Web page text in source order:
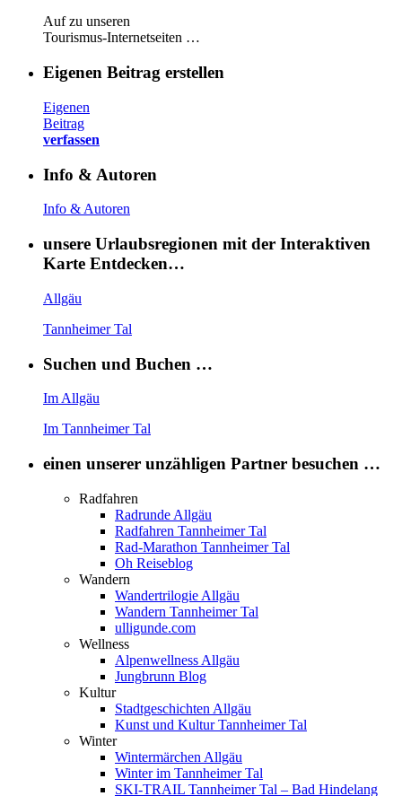
Auf zu unseren
Tourismus-Internetseiten …
Eigenen Beitrag erstellen
Eigenen
Beitrag
verfassen
Info & Autoren
Info & Autoren
unsere Urlaubsregionen mit der Interaktiven
Karte Entdecken…
Allgäu
Tannheimer Tal
Suchen und Buchen …
Im Allgäu
Im Tannheimer Tal
einen unserer unzähligen Partner besuchen …
Radfahren
Radrunde Allgäu
Radfahren Tannheimer Tal
Rad-Marathon Tannheimer Tal
Oh Reiseblog
Wandern
Wandertrilogie Allgäu
Wandern Tannheimer Tal
ulligunde.com
Wellness
Alpenwellness Allgäu
Jungbrunn Blog
Kultur
Stadtgeschichten Allgäu
Kunst und Kultur Tannheimer Tal
Winter
Wintermärchen Allgäu
Winter im Tannheimer Tal
SKI-TRAIL Tannheimer Tal – Bad Hindelang